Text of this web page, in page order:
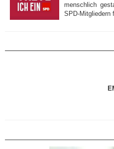
menschlich
SPD-Mitgliedern